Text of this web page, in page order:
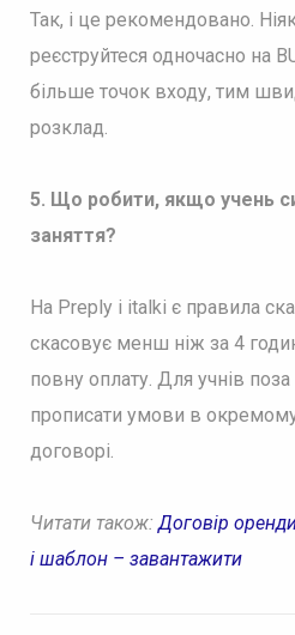
Так, і це рекомендовано.
реєструйтеся одночасно на
більше точок входу, тим
розклад.
5. Що робити, якщо учень
заняття?
На Preply і italki є правила
скасовує менш ніж за 4
повну оплату. Для учнів
прописати умови в
договорі.
Читати також: Договір
і шаблон – завантажити